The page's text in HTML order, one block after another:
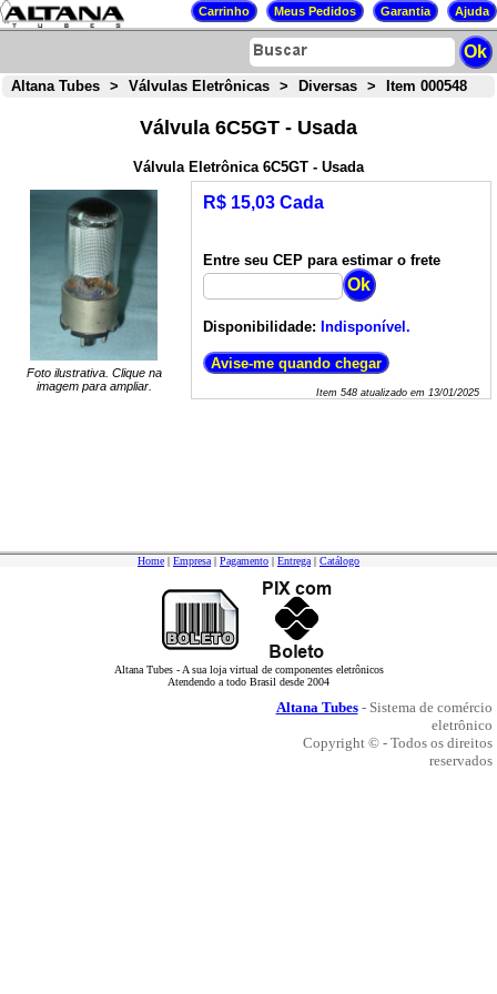
Altana Tubes > Válvulas Eletrônicas > Diversas > Item 000548
Válvula 6C5GT - Usada
Válvula Eletrônica 6C5GT - Usada
Foto ilustrativa. Clique na
imagem para ampliar.
R$ 15,03 Cada
Entre seu CEP para estimar o frete
Disponibilidade: Indisponível.
Item 548atualizado em 13/01/2025
Home | Empresa | Pagamento | Entrega | Catálogo
Altana Tubes - A sua loja virtual de componentes eletrônicos
Atendendo a todo Brasil desde 2004
Altana Tubes- Sistema de comércio
eletrônico
Copyright © - Todos os direitos
reservados